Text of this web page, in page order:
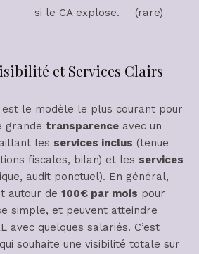
si le CA explose.
(rare)
et Services Clairs
est le modèle le plus courant pour
grande transparence avec un
les services inclus (tenue
fiscales, bilan) et les services
audit ponctuel). En général,
autour de 100€ par mois pour
simple, et peuvent atteindre
avec quelques salariés. C’est
souhaite une visibilité totale sur